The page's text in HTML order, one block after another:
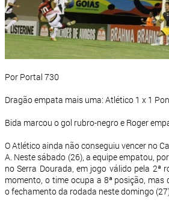
Por Portal 730
Dragão empata mais uma: Atlético 1 x 1
Bida marcou o gol rubro-negro e Roger
O Atlético ainda não conseguiu vencer no
A. Neste sábado (26), a equipe empatou,
no Serra Dourada, em jogo válido pela 2ª
momento, o time ocupa a 8ª posição, mas
o fechamento da rodada neste domingo